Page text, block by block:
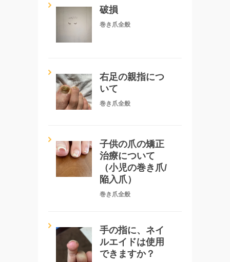
破損
巻き爪全般
右足の親指につ
いて
巻き爪全般
子供の爪の矯正
治療について
（小児の巻き爪/
陥入爪）
巻き爪全般
手の指に、ネイ
ルエイドは使用
できますか？